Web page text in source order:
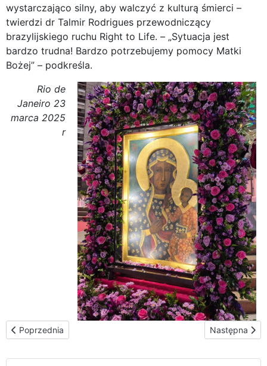
wystarczająco silny, aby walczyć z kulturą śmierci –
twierdzi dr Talmir Rodrigues przewodniczący
brazylijskiego ruchu Right to Life. – „Sytuacja jest
bardzo trudna! Bardzo potrzebujemy pomocy Matki
Bożej” – podkreśla.
Rio de
Janeiro 23
marca 2025
r
Poprzednia strona: Matka Boża w Ikonie Częstochowskiej
Poprzednia Następna
Następna